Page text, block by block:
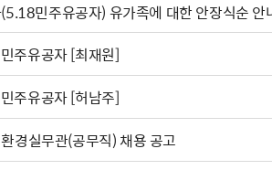
민주유공자) 유가족에 대한 안장식순 안
주유공자 [최재원]
주유공자 [허남주]
경실무관(공무직) 채용 공고